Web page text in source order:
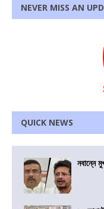
NEVER MISS AN
QUICK NEWS
নবান্নে